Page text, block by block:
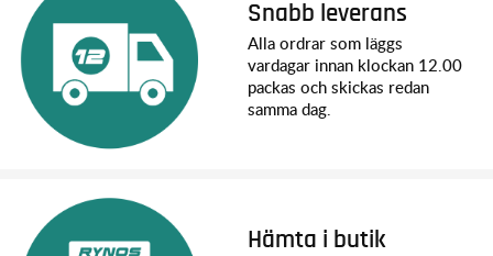
Räckvidden är upp till cirka 60 meter beroende på omgivning.
Batteri och körtid
Det medföljande 2S 7,4V 350mAh LiPo-batteriet ger upp till
cirka 60 minuters körtid i lågväxel och cirka 30 minuter i
högväxel. Laddning sker via USB och tar ungefär 1 timme.
Användningsområde
Snabb leverans
Alla ordrar som läggs
vardagar innan klockan 12.00
packas och skickas redan
samma dag.
Hämta i butik